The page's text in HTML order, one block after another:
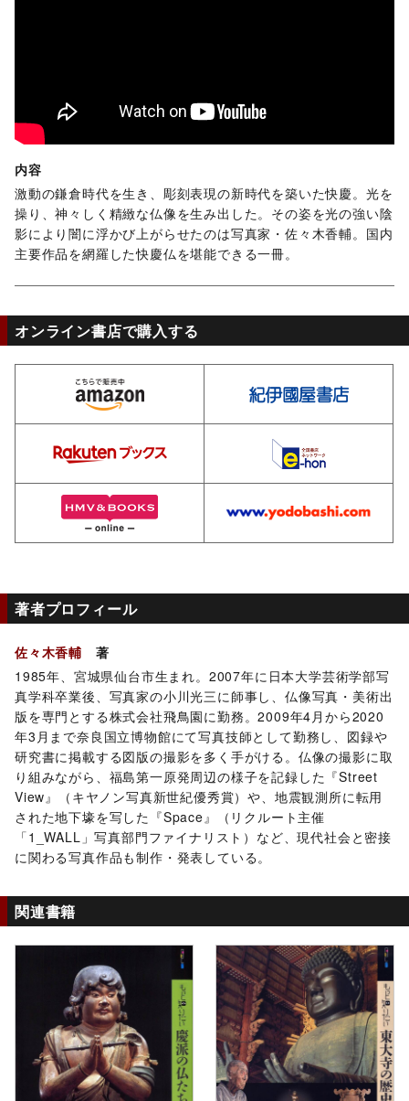
内容
激動の鎌倉時代を生き、彫刻表現の新時代を築いた快慶。光を
操り、神々しく精緻な仏像を生み出した。その姿を光の強い陰
影により闇に浮かび上がらせたのは写真家・佐々木香輔。国内
主要作品を網羅した快慶仏を堪能できる一冊。
オンライン書店で購入する
著者プロフィール
佐々木香輔 著
1985年、宮城県仙台市生まれ。2007年に日本大学芸術学部写
真学科卒業後、写真家の小川光三に師事し、仏像写真・美術出
版を専門とする株式会社飛鳥園に勤務。2009年4月から2020
年3月まで奈良国立博物館にて写真技師として勤務し、図録や
研究書に掲載する図版の撮影を多く手がける。仏像の撮影に取
り組みながら、福島第一原発周辺の様子を記録した『Street
View』（キヤノン写真新世紀優秀賞）や、地震観測所に転用
された地下壕を写した『Space』（リクルート主催
「1_WALL」写真部門ファイナリスト）など、現代社会と密接
に関わる写真作品も制作・発表している。
関連書籍